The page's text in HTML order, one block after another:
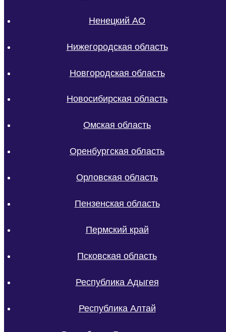
Ненецкий АО
Нижегородская область
Новгородская область
Новосибирская область
Омская область
Оренбургская область
Орловская область
Пензенская область
Пермский край
Псковская область
Республика Адыгея
Республика Алтай